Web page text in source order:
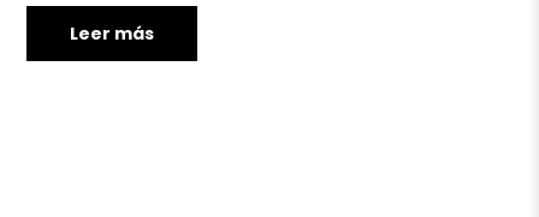
Leer más